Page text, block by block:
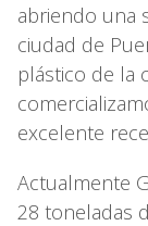
abriendo una
ciudad de
plástico de la
excelente
Actualmente
28 toneladas